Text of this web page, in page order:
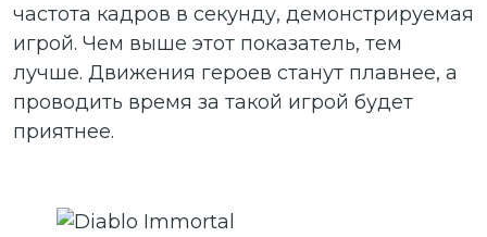
частота кадров в секунду, демонстрируемая
игрой. Чем выше этот показатель, тем
лучше. Движения героев станут плавнее, а
проводить время за такой игрой будет
приятнее.